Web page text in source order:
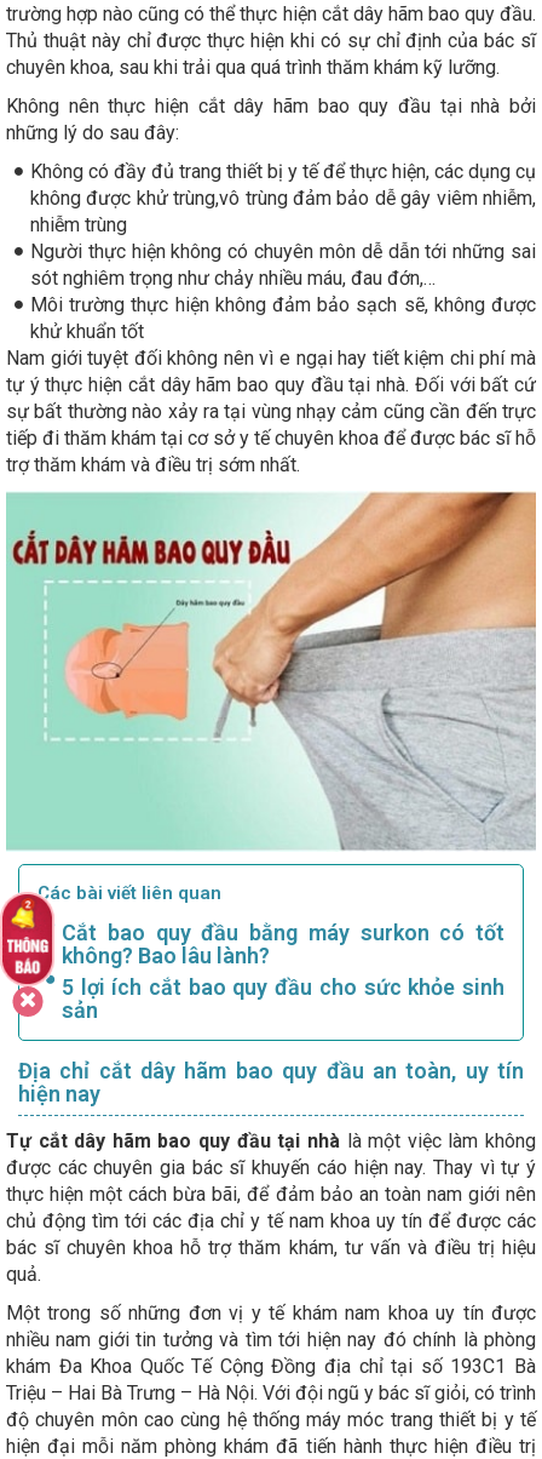
trường hợp nào cũng có thể thực hiện cắt dây hãm bao quy đầu.
Thủ thuật này chỉ được thực hiện khi có sự chỉ định của bác sĩ
chuyên khoa, sau khi trải qua quá trình thăm khám kỹ lưỡng.
Không nên thực hiện cắt dây hãm bao quy đầu tại nhà bởi
những lý do sau đây:
Không có đầy đủ trang thiết bị y tế để thực hiện, các dụng cụ
không được khử trùng,vô trùng đảm bảo dễ gây viêm nhiễm,
nhiễm trùng
Người thực hiện không có chuyên môn dễ dẫn tới những sai
sót nghiêm trọng như chảy nhiều máu, đau đớn,…
Môi trường thực hiện không đảm bảo sạch sẽ, không được
khử khuẩn tốt
Nam giới tuyệt đối không nên vì e ngại hay tiết kiệm chi phí mà
tự ý thực hiện cắt dây hãm bao quy đầu tại nhà. Đối với bất cứ
sự bất thường nào xảy ra tại vùng nhạy cảm cũng cần đến trực
tiếp đi thăm khám tại cơ sở y tế chuyên khoa để được bác sĩ hỗ
trợ thăm khám và điều trị sớm nhất.
Các bài viết liên quan
Cắt bao quy đầu bằng máy surkon có tốt
không? Bao lâu lành?
5 lợi ích cắt bao quy đầu cho sức khỏe sinh
sản
Địa chỉ cắt dây hãm bao quy đầu an toàn, uy tín
hiện nay
Tự cắt dây hãm bao quy đầu tại nhà là một việc làm không
được các chuyên gia bác sĩ khuyến cáo hiện nay. Thay vì tự ý
thực hiện một cách bừa bãi, để đảm bảo an toàn nam giới nên
chủ động tìm tới các địa chỉ y tế nam khoa uy tín để được các
bác sĩ chuyên khoa hỗ trợ thăm khám, tư vấn và điều trị hiệu
quả.
Một trong số những đơn vị y tế khám nam khoa uy tín được
nhiều nam giới tin tưởng và tìm tới hiện nay đó chính là phòng
khám Đa Khoa Quốc Tế Cộng Đồng địa chỉ tại số 193C1 Bà
Triệu – Hai Bà Trưng – Hà Nội. Với đội ngũ y bác sĩ giỏi, có trình
độ chuyên môn cao cùng hệ thống máy móc trang thiết bị y tế
hiện đại mỗi năm phòng khám đã tiến hành thực hiện điều trị